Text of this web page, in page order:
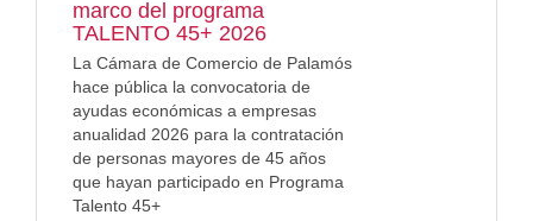
marco del programa
TALENTO 45+ 2026
La Cámara de Comercio de Palamós
hace pública la convocatoria de
ayudas económicas a empresas
anualidad 2026 para la contratación
de personas mayores de 45 años
que hayan participado en Programa
Talento 45+